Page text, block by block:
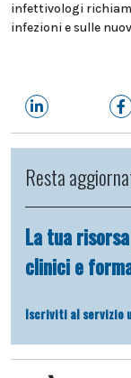
infettivologi
infezioni e sulle
Resta
La tua
clinici e
Iscriviti al servizio